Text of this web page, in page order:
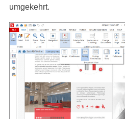
umgekehrt.